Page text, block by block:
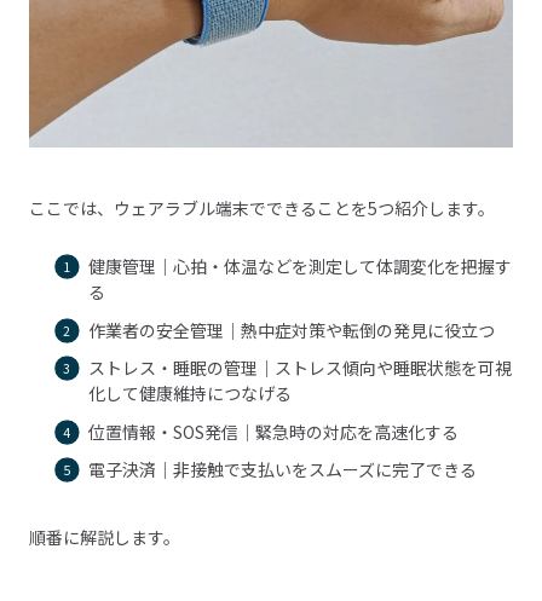
ここでは、ウェアラブル端末でできることを5つ紹介します。
健康管理｜心拍・体温などを測定して体調変化を把握す
る
作業者の安全管理｜熱中症対策や転倒の発見に役立つ
ストレス・睡眠の管理｜ストレス傾向や睡眠状態を可視
化して健康維持につなげる
位置情報・SOS発信｜緊急時の対応を高速化する
電子決済｜非接触で支払いをスムーズに完了できる
順番に解説します。